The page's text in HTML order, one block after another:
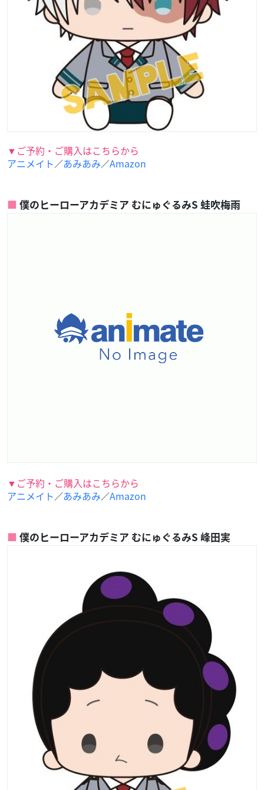
▼ご予約・ご購入はこちらから
アニメイト／あみあみ／Amazon
僕のヒーローアカデミア むにゅぐるみS 蛙吹梅雨
▼ご予約・ご購入はこちらから
アニメイト／あみあみ／Amazon
僕のヒーローアカデミア むにゅぐるみS 峰田実